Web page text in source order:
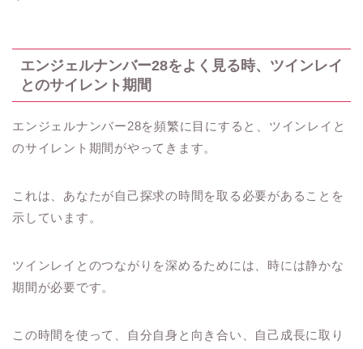
エンジェルナンバー28をよく見る時、ツインレイ
とのサイレント期間
エンジェルナンバー28を頻繁に目にすると、ツインレイと
のサイレント期間がやってきます。
これは、あなたが自己探求の時間を取る必要があることを
示しています。
ツインレイとのつながりを深めるためには、時には静かな
期間が必要です。
この時間を使って、自分自身と向き合い、自己成長に取り